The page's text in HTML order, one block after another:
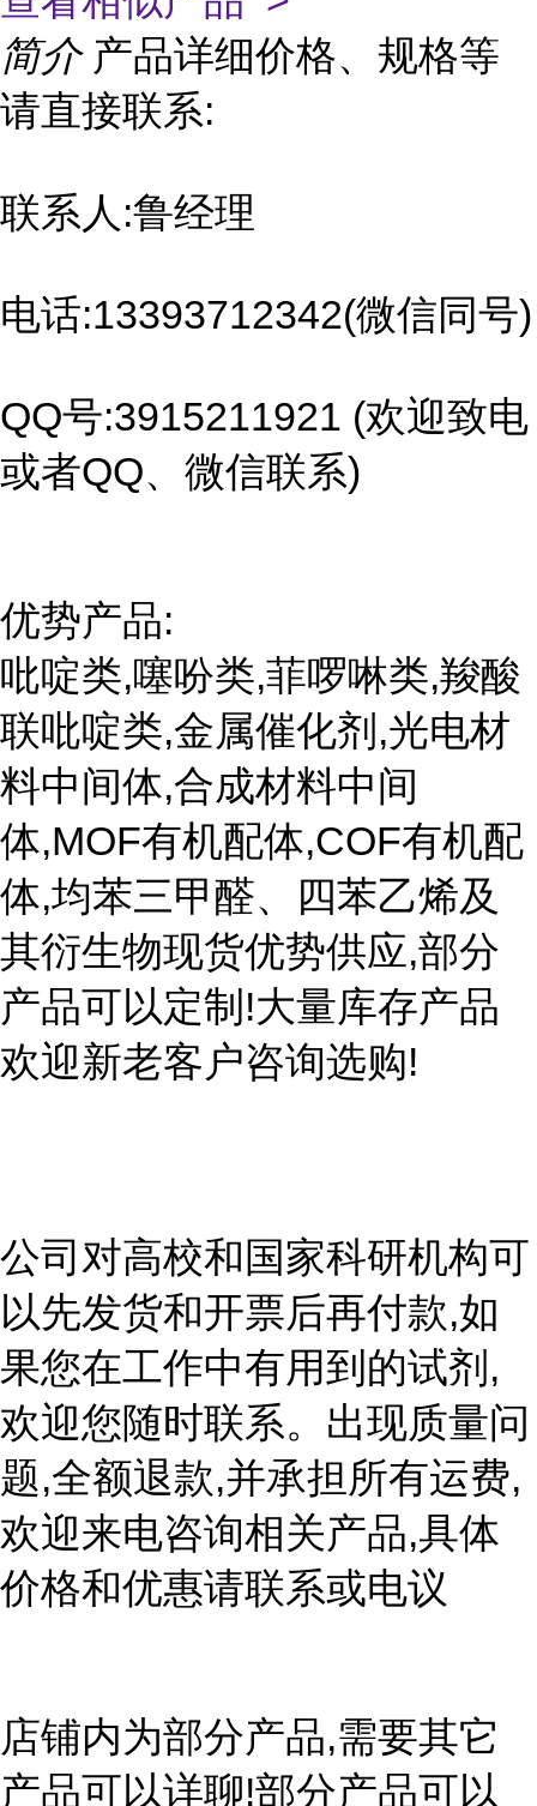
简介 产品详细价格、规格等
请直接联系:
联系人:鲁经理
电话:13393712342(微信同号)
QQ号:3915211921 (欢迎致电
或者QQ、微信联系)
优势产品:
吡啶类,噻吩类,菲啰啉类,羧酸
联吡啶类,金属催化剂,光电材
料中间体,合成材料中间
体,MOF有机配体,COF有机配
体,均苯三甲醛、四苯乙烯及
其衍生物现货优势供应,部分
产品可以定制!大量库存产品
欢迎新老客户咨询选购!
公司对高校和国家科研机构可
以先发货和开票后再付款,如
果您在工作中有用到的试剂,
欢迎您随时联系。出现质量问
题,全额退款,并承担所有运费,
欢迎来电咨询相关产品,具体
价格和优惠请联系或电议
店铺内为部分产品,需要其它
产品可以详聊!部分产品可以